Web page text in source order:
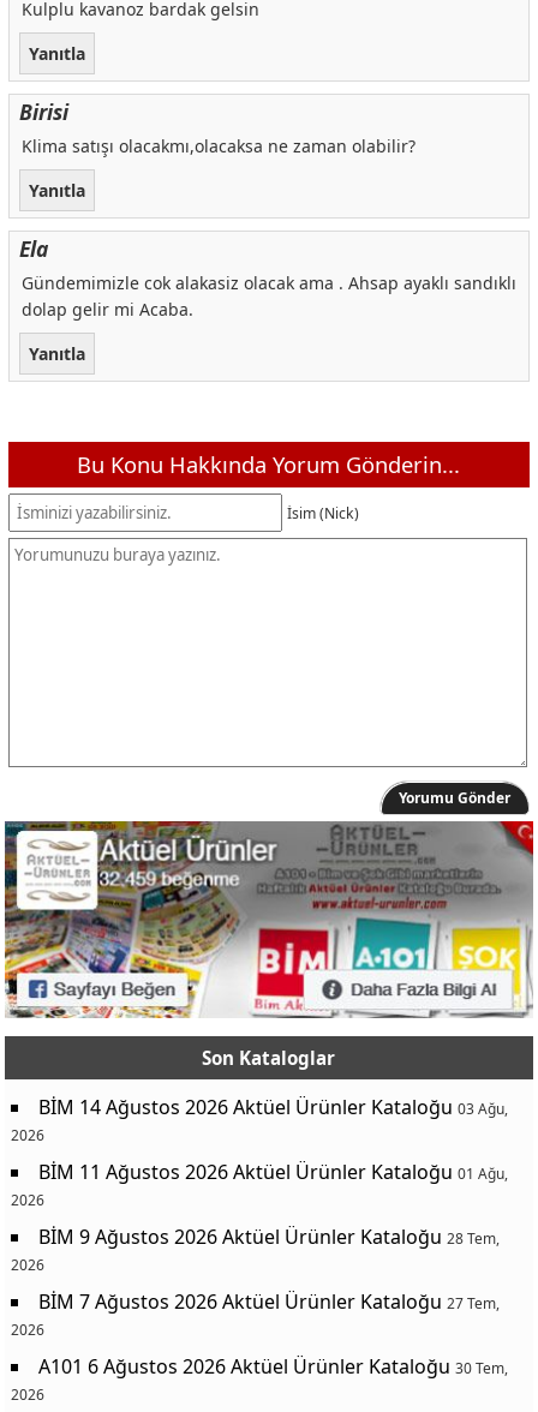
Kulplu kavanoz bardak gelsin
Yanıtla
Birisi
Klima satışı olacakmı,olacaksa ne zaman olabilir?
Yanıtla
Ela
Gündemimizle cok alakasiz olacak ama . Ahsap ayaklı sandıklı
dolap gelir mi Acaba.
Yanıtla
Bu Konu Hakkında Yorum Gönderin...
İsim (Nick)
Yorumu Gönder
Son Kataloglar
BİM 14 Ağustos 2026 Aktüel Ürünler Kataloğu 03 Ağu,
2026
BİM 11 Ağustos 2026 Aktüel Ürünler Kataloğu 01 Ağu,
2026
BİM 9 Ağustos 2026 Aktüel Ürünler Kataloğu 28 Tem,
2026
BİM 7 Ağustos 2026 Aktüel Ürünler Kataloğu 27 Tem,
2026
A101 6 Ağustos 2026 Aktüel Ürünler Kataloğu 30 Tem,
2026